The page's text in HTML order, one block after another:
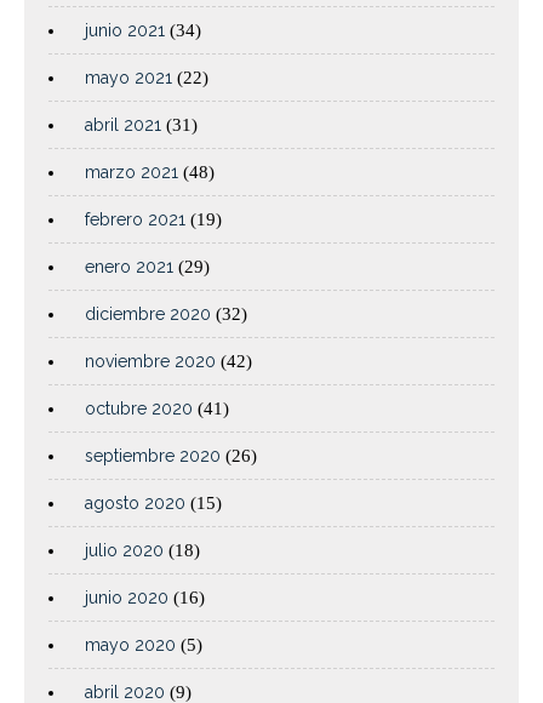
junio 2021 (34)
mayo 2021 (22)
abril 2021 (31)
marzo 2021 (48)
febrero 2021 (19)
enero 2021 (29)
diciembre 2020 (32)
noviembre 2020 (42)
octubre 2020 (41)
septiembre 2020 (26)
agosto 2020 (15)
julio 2020 (18)
junio 2020 (16)
mayo 2020 (5)
abril 2020 (9)